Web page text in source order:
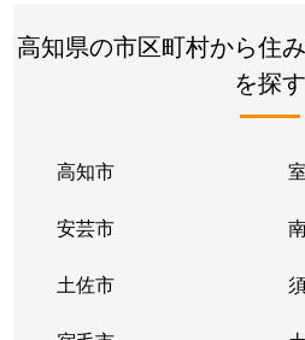
高知県の市区町村から住
を探す
高知市
安芸市
土佐市